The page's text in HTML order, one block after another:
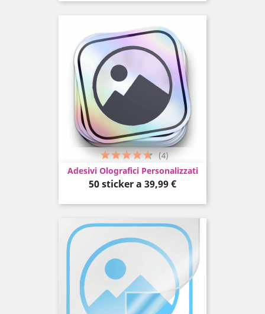
Adesivi Olografici Personalizzati
50 sticker a Prezzo
39,99 €
(4)